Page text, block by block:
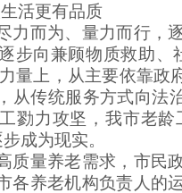
活更有品质
而为、量力而行，
步向兼顾物质救助
量上，从主要依靠
从传统服务方式向法
勠力攻坚，我市老
成为现实。
量养老需求，市民
各养老机构负责人的